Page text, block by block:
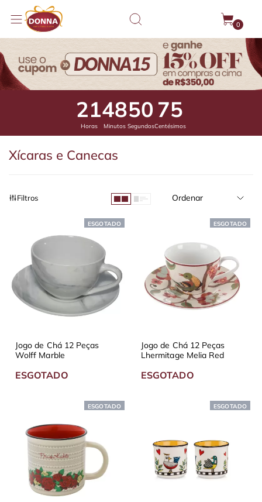
0
21
Horas
48
Minutos
50
Segundos
32
Centésimos
Xícaras e Canecas
Filtros Ordenar
ESGOTADO
Jogo de Chá 12 Peças
Wolff Marble
ESGOTADO
ESGOTADO
Jogo de Chá 12 Peças
Lhermitage Melia Red
ESGOTADO
ESGOTADO ESGOTADO